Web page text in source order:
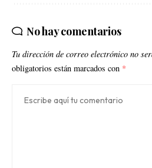
No hay comentarios
Tu dirección de correo electrónico no
obligatorios están marcados con *